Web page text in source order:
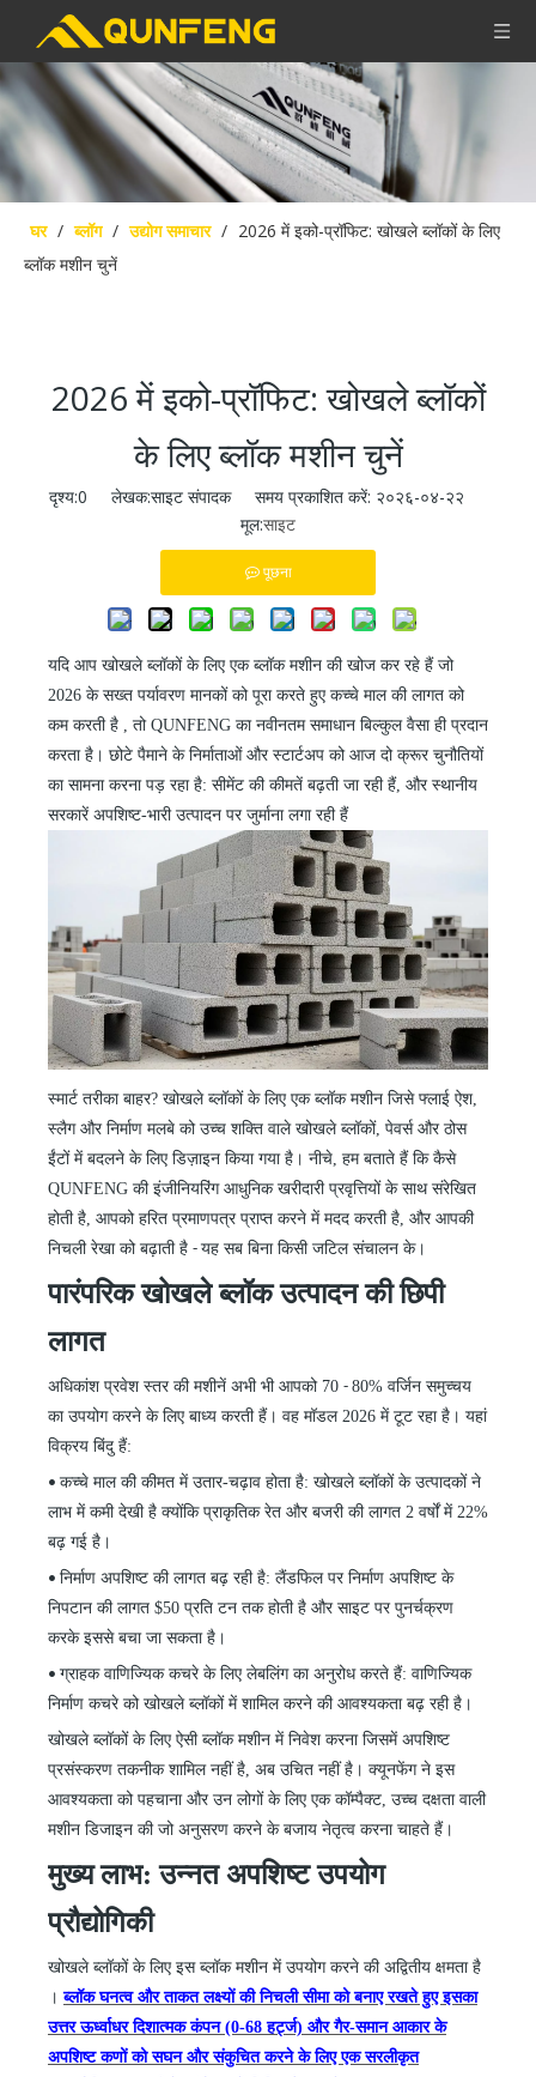
घर / ब्लॉग / उद्योग समाचार / 2026 में इको-प्रॉफिट: खोखले ब्लॉकों के लिए
ब्लॉक मशीन चुनें
2026 में इको-प्रॉफिट: खोखले ब्लॉकों
के लिए ब्लॉक मशीन चुनें
दृश्य:0 लेखक:साइट संपादक समय प्रकाशित करें: २०२६-०४-२२
मूल:साइट
पूछना
यदि आप खोखले ब्लॉकों के लिए एक ब्लॉक मशीन की खोज कर रहे हैं जो
2026 के सख्त पर्यावरण मानकों को पूरा करते हुए कच्चे माल की लागत को
कम करती है
तो QUNFENG का नवीनतम समाधान बिल्कुल वैसा ही प्रदान
करता है। छोटे पैमाने के निर्माताओं और स्टार्टअप को आज दो क्रूर चुनौतियों
का सामना करना पड़ रहा है: सीमेंट की कीमतें बढ़ती जा रही हैं, और स्थानीय
सरकारें अपशिष्ट-भारी उत्पादन पर जुर्माना लगा रही हैं
स्मार्ट तरीका बाहर? खोखले ब्लॉकों के लिए एक ब्लॉक मशीन जिसे फ्लाई ऐश,
स्लैग और निर्माण मलबे को उच्च शक्ति वाले खोखले ब्लॉकों, पेवर्स और ठोस
ईंटों में बदलने के लिए डिज़ाइन किया गया है। नीचे, हम बताते हैं कि कैसे
QUNFENG की इंजीनियरिंग आधुनिक खरीदारी प्रवृत्तियों के साथ संरेखित
होती है, आपको हरित प्रमाणपत्र प्राप्त करने में मदद करती है, और आपकी
निचली रेखा को बढ़ाती है - यह सब बिना किसी जटिल संचालन के।
पारंपरिक खोखले ब्लॉक उत्पादन की छिपी
लागत
अधिकांश प्रवेश स्तर की मशीनें अभी भी आपको 70 - 80% वर्जिन समुच्चय
का उपयोग करने के लिए बाध्य करती हैं। वह मॉडल 2026 में टूट रहा है। यहां
विक्रय बिंदु हैं:
• कच्चे माल की कीमत में उतार-चढ़ाव होता है: खोखले ब्लॉकों के उत्पादकों ने
लाभ में कमी देखी है क्योंकि प्राकृतिक रेत और बजरी की लागत 2 वर्षों में 22%
बढ़ गई है।
• निर्माण अपशिष्ट की लागत बढ़ रही है: लैंडफिल पर निर्माण अपशिष्ट के
निपटान की लागत $50 प्रति टन तक होती है और साइट पर पुनर्चक्रण
करके इससे बचा जा सकता है।
• ग्राहक वाणिज्यिक कचरे के लिए लेबलिंग का अनुरोध करते हैं: वाणिज्यिक
निर्माण कचरे को खोखले ब्लॉकों में शामिल करने की आवश्यकता बढ़ रही है।
खोखले ब्लॉकों के लिए ऐसी ब्लॉक मशीन में निवेश करना जिसमें अपशिष्ट
प्रसंस्करण तकनीक शामिल नहीं है, अब उचित नहीं है। क्यूनफेंग ने इस
आवश्यकता को पहचाना और उन लोगों के लिए एक कॉम्पैक्ट, उच्च दक्षता वाली
मशीन डिजाइन की जो अनुसरण करने के बजाय नेतृत्व करना चाहते हैं।
मुख्य लाभ: उन्नत अपशिष्ट उपयोग
प्रौद्योगिकी
खोखले ब्लॉकों के लिए इस ब्लॉक मशीन में उपयोग करने की अद्वितीय क्षमता है
।ब्लॉक घनत्व और ताकत लक्ष्यों की निचली सीमा को बनाए रखते हुए इसका
उत्तर ऊर्ध्वाधर दिशात्मक कंपन (0-68 हर्ट्ज) और गैर-समान आकार के
अपशिष्ट कणों को सघन और संकुचित करने के लिए एक सरलीकृत